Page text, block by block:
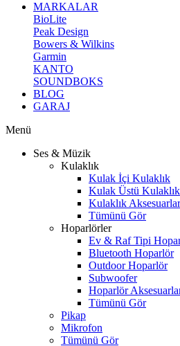
MARKALAR
BioLite
Peak Design
Bowers & Wilkins
Garmin
KANTO
SOUNDBOKS
BLOG
GARAJ
Menü
Ses & Müzik
Kulaklık
Kulak İçi Kulaklık
Kulak Üstü Kulaklık
Kulaklık
Tümünü Gör
Hoparlörler
Ev & Raf Tipi
Bluetooth Hoparlör
Outdoor Hoparlör
Subwoofer
Hoparlör
Tümünü Gör
Pikap
Mikrofon
Tümünü Gör